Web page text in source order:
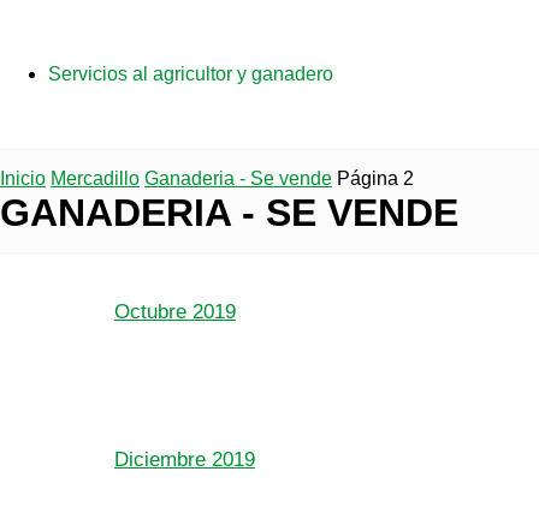
Servicios al agricultor y ganadero
Inicio Mercadillo Ganaderia - Se vende Página 2
GANADERIA - SE VENDE
Octubre 2019
Diciembre 2019